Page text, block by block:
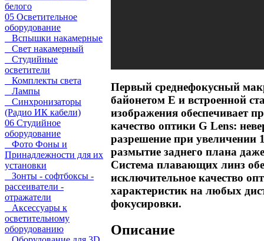
белого
05 Осветительное
оборудование
Вспышки накамерные
Свет накамерный
Студийные
осветители
Комплекты света
Лампы
Синхронизаторы
(Радио ИК кабели)
06 Студийное
оборудование
Фото Фоны и
Принадлежности для их
установки
Зонты - софтбоксы -
рассеиватели -
отражатели
Аксессуары к
осветительному
оборудованию
Первый среднефокусный
байонетом E и встроенной
изображения обеспечивает
качество оптики G Lens:
разрешение при увеличении
размытие заднего плана
Система плавающих линз
исключительное качество
характеристик на любых
фокусировки.
Описание